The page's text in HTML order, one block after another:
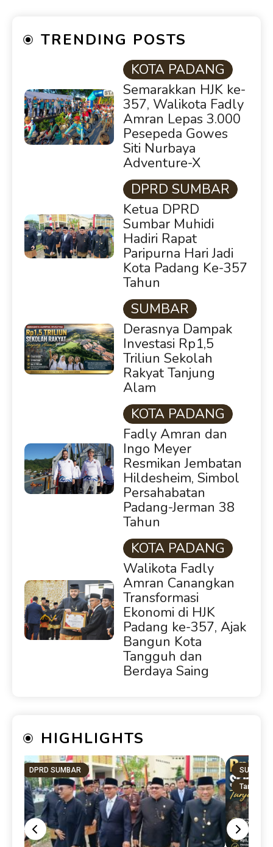
TRENDING POSTS
KOTA PADANG
Semarakkan HJK ke-
357, Walikota Fadly
Amran Lepas 3.000
Pesepeda Gowes
Siti Nurbaya
Adventure-X
DPRD SUMBAR
Ketua DPRD
Sumbar Muhidi
Hadiri Rapat
Paripurna Hari Jadi
Kota Padang Ke-357
Tahun
SUMBAR
Derasnya Dampak
Investasi Rp1,5
Triliun Sekolah
Rakyat Tanjung
Alam
KOTA PADANG
Fadly Amran dan
Ingo Meyer
Resmikan Jembatan
Hildesheim, Simbol
Persahabatan
Padang-Jerman 38
Tahun
KOTA PADANG
Walikota Fadly
Amran Canangkan
Transformasi
Ekonomi di HJK
Padang ke-357, Ajak
Bangun Kota
Tangguh dan
Berdaya Saing
HIGHLIGHTS
DPRD SUMBAR
SUMBAR
Tanah